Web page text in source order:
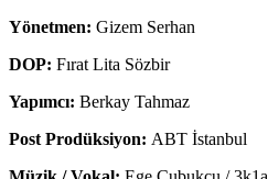
Yönetmen: Gizem Serhan
DOP: Fırat Lita Sözbir
Yapımcı: Berkay Tahmaz
Post Prodüksiyon: ABT İstanbul